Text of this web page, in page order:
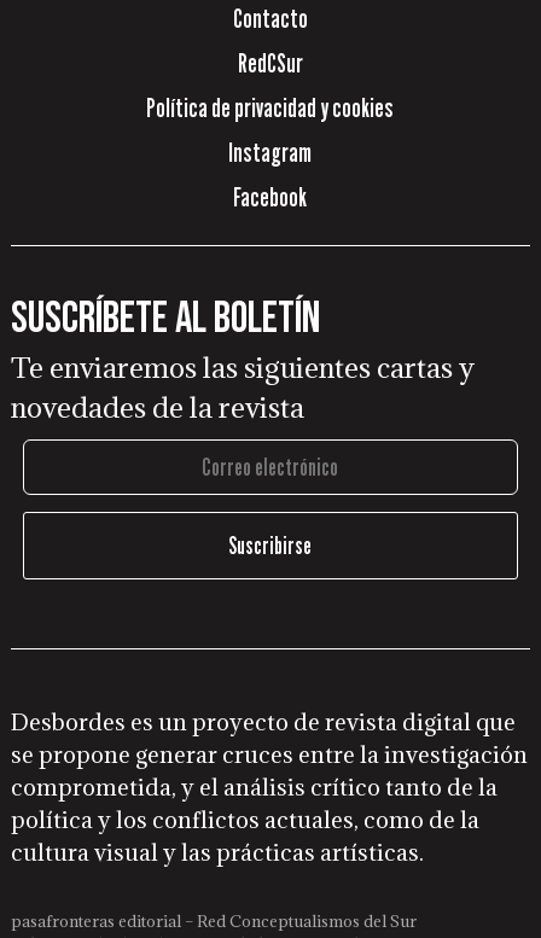
Contacto
RedCSur
Política de privacidad y cookies
Instagram
Facebook
Suscríbete al boletín
Te enviaremos las siguientes cartas y
novedades de la revista
Desbordes es un proyecto de revista digital que
se propone generar cruces entre la investigación
comprometida, y el análisis crítico tanto de la
política y los conflictos actuales, como de la
cultura visual y las prácticas artísticas.
pasafronteras editorial – Red Conceptualismos del Sur